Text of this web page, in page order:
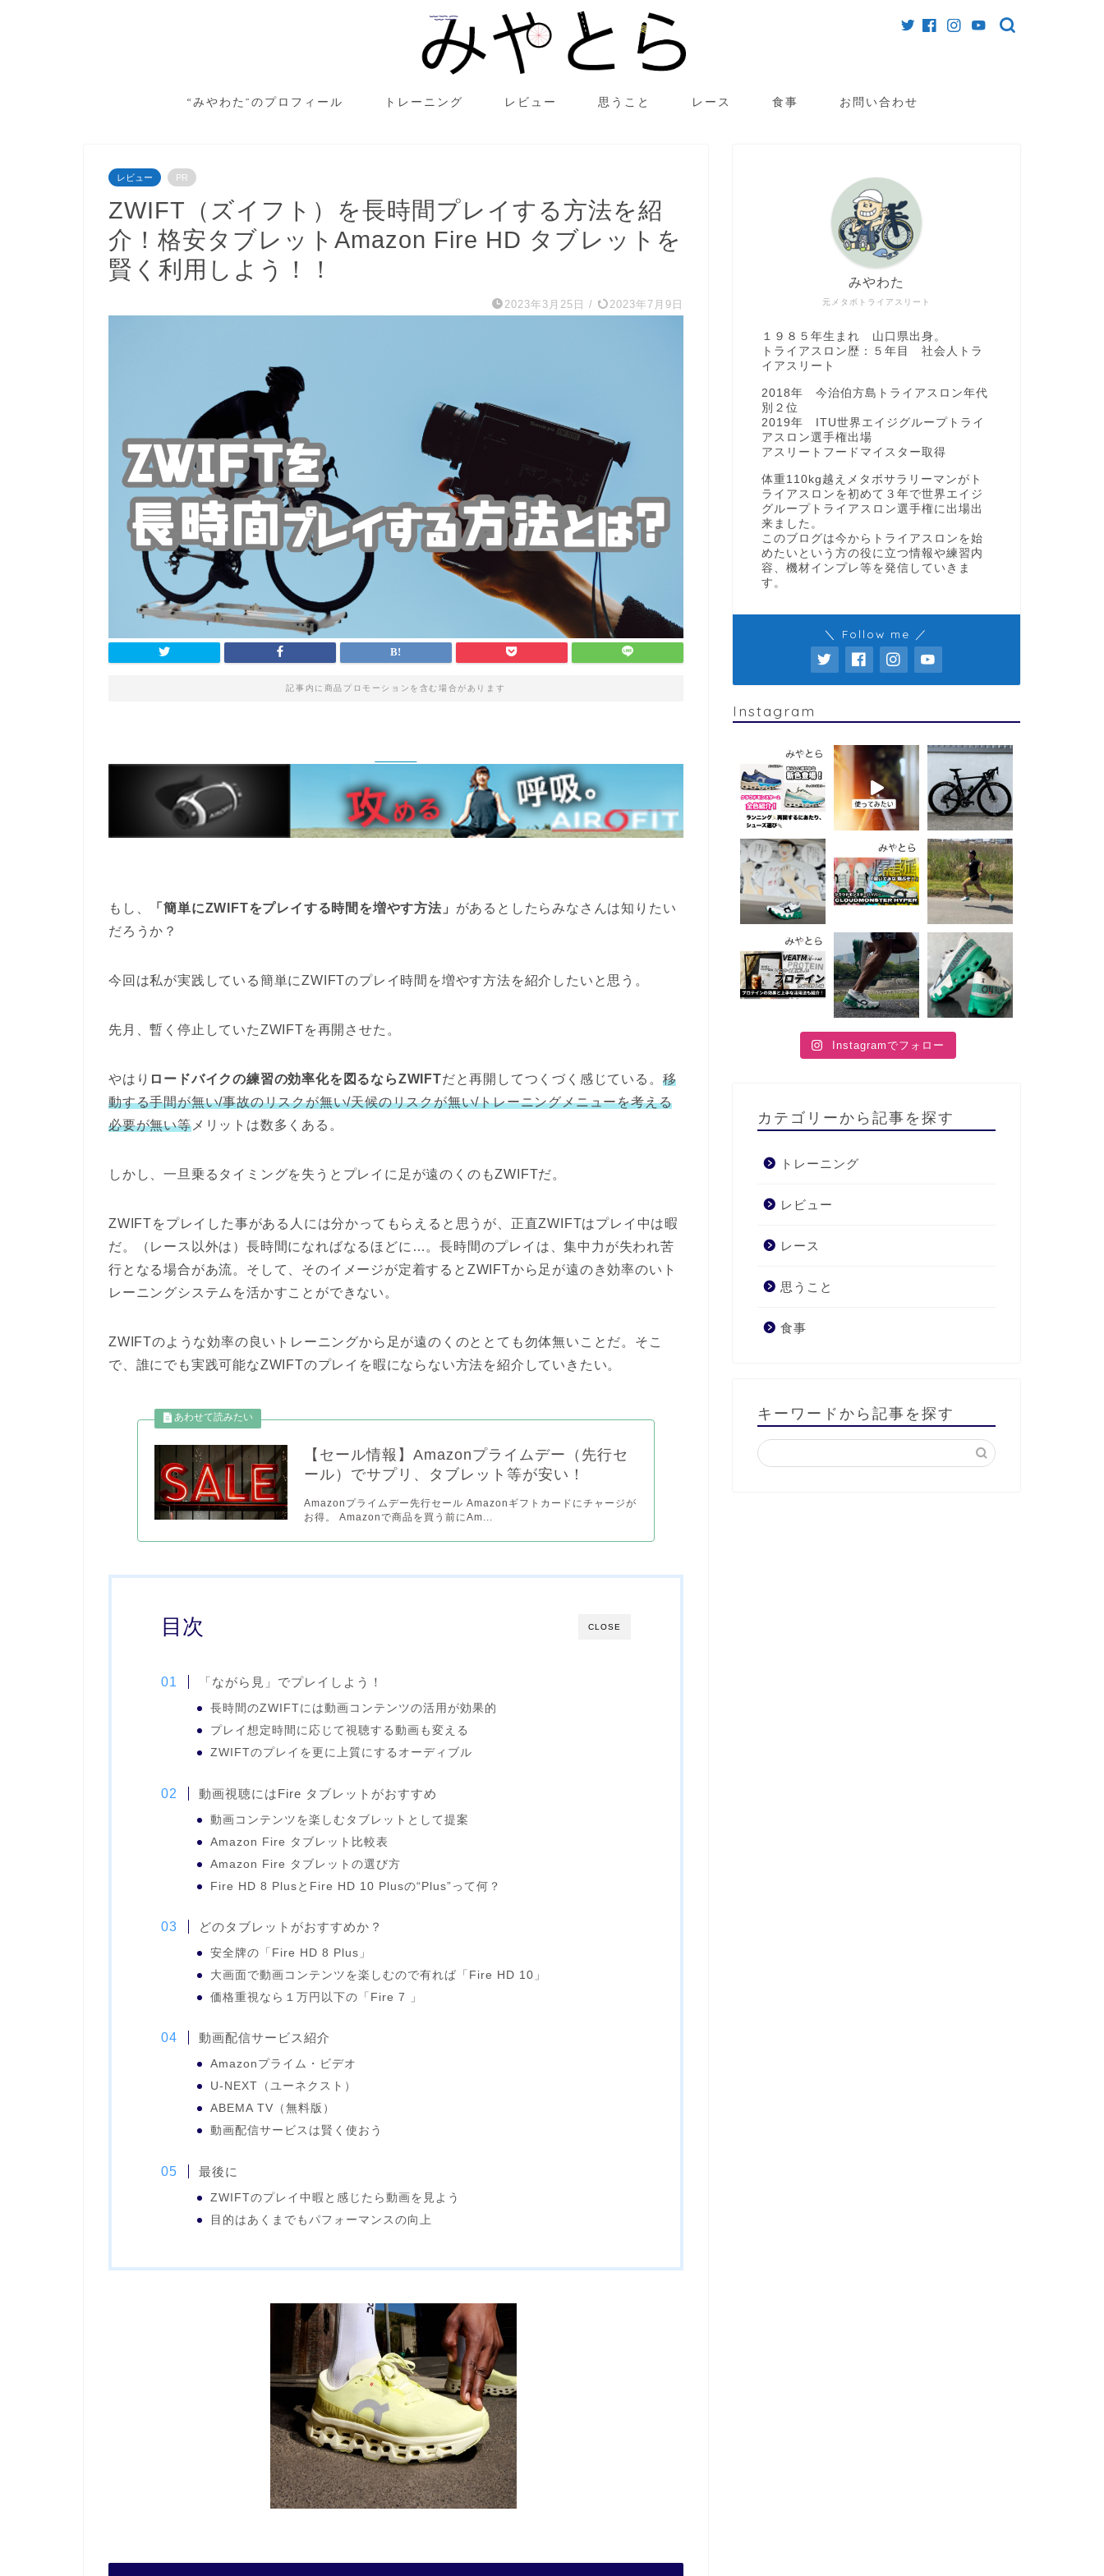
“みやわた”のプロフィール トレーニング レビュー 思うこと レース 食事 お問い合わせ
レビュー PR
ZWIFT（ズイフト）を長時間プレイする方法を紹
介！格安タブレットAmazon Fire HD タブレットを
賢く利用しよう！！
2023年3月25日 / 2023年7月9日
記事内に商品プロモーションを含む場合があります
もし、 「簡単にZWIFTをプレイする時間を増やす方法」 があるとしたらみなさんは知りたい
だろうか？
今回は私が実践している簡単にZWIFTのプレイ時間を増やす方法を紹介したいと思う。
先月、暫く停止していたZWIFTを再開させた。
やはり ロードバイクの練習の効率化を図るならZWIFTだと再開してつくづく感じている。 移
動する手間が無い/事故のリスクが無い/天候のリスクが無い/トレーニングメニューを考える
必要が無い等メリットは数多くある。
しかし、一旦乗るタイミングを失うとプレイに足が遠のくのもZWIFTだ。
ZWIFTをプレイした事がある人には分かってもらえると思うが、正直ZWIFTはプレイ中は暇
だ。（レース以外は）長時間になればなるほどに…。長時間のプレイは、集中力が失われ苦
行となる場合があ流。そして、そのイメージが定着するとZWIFTから足が遠のき効率のいト
レーニングシステムを活かすことができない。
ZWIFTのような効率の良いトレーニングから足が遠のくのととても勿体無いことだ。そこ
で、誰にでも実践可能なZWIFTのプレイを暇にならない方法を紹介していきたい。
【セール情報】Amazonプライムデー（先行セ
ール）でサプリ、タブレット等が安い！
Amazonプライムデー先行セール Amazonギフトカードにチャージが
お得。 Amazonで商品を買う前にAm...
CLOSE
目次
「ながら見」でプレイしよう！
長時間のZWIFTには動画コンテンツの活用が効果的
プレイ想定時間に応じて視聴する動画も変える
ZWIFTのプレイを更に上質にするオーディブル
動画視聴にはFire タブレットがおすすめ
動画コンテンツを楽しむタブレットとして提案
Amazon Fire タブレット比較表
Amazon Fire タブレットの選び方
Fire HD 8 PlusとFire HD 10 Plusの“Plus”って何？
どのタブレットがおすすめか？
安全牌の「Fire HD 8 Plus」
大画面で動画コンテンツを楽しむので有れば「Fire HD 10」
価格重視なら１万円以下の「Fire 7 」
動画配信サービス紹介
Amazonプライム・ビデオ
U-NEXT（ユーネクスト）
ABEMA TV（無料版）
動画配信サービスは賢く使おう
最後に
ZWIFTのプレイ中暇と感じたら動画を見よう
目的はあくまでもパフォーマンスの向上
元メタボトライアスリート
みやわた
１９８５年生まれ 山口県出身。
トライアスロン歴：５年目 社会人トラ
イアスリート
2018年 今治伯方島トライアスロン年代
別２位
2019年 ITU世界エイジグループトライ
アスロン選手権出場
アスリートフードマイスター取得
体重110kg越えメタボサラリーマンがト
ライアスロンを初めて３年で世界エイジ
グループトライアスロン選手権に出場出
来ました。
このブログは今からトライアスロンを始
めたいという方の役に立つ情報や練習内
容、機材インプレ等を発信していきま
す。
＼ Follow me ／
Instagram
Instagramでフォロー
カテゴリーから記事を探す
トレーニング
レビュー
レース
思うこと
食事
キーワードから記事を探す